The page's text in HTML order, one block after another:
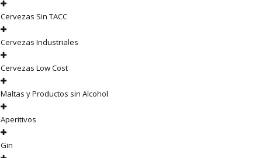
Cervezas Sin TACC
Cervezas Industriales
Cervezas Low Cost
Maltas y Productos sin Alcohol
Aperitivos
Gin